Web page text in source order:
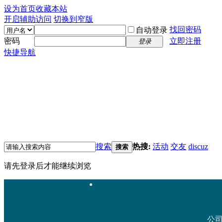
设为首页收藏本站
开启辅助访问 切换到窄版
自动登录 找回密码
密码
登录
立即注册
快捷导航
搜索 搜索 热搜: 活动 交友 discuz
请先登录后才能继续浏览
公